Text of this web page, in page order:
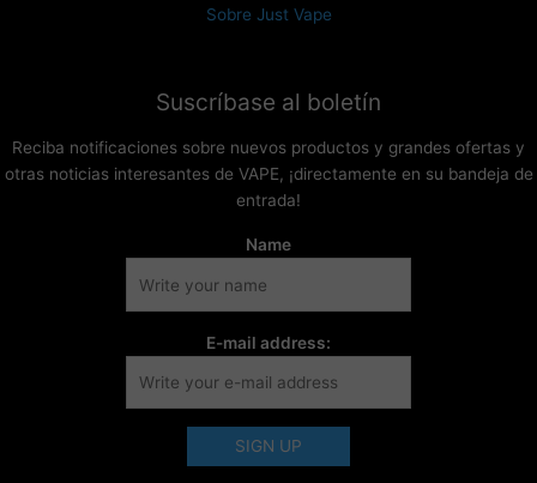
Sobre Just Vape
Suscríbase al boletín
Reciba notificaciones sobre nuevos productos y grandes ofertas y
otras noticias interesantes de VAPE, ¡directamente en su bandeja de
entrada!
Name
E-mail address: